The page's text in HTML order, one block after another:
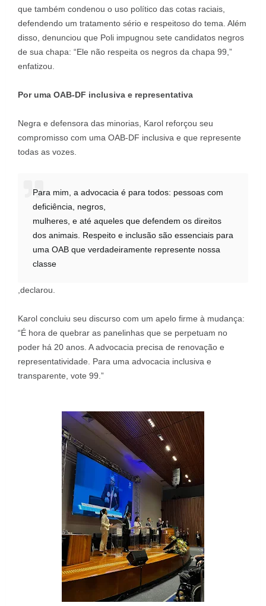
que também condenou o uso político das cotas raciais,
defendendo um tratamento sério e respeitoso do tema. Além
disso, denunciou que Poli impugnou sete candidatos negros
de sua chapa: “Ele não respeita os negros da chapa 99,”
enfatizou.
Por uma OAB-DF inclusiva e representativa
Negra e defensora das minorias, Karol reforçou seu
compromisso com uma OAB-DF inclusiva e que represente
todas as vozes.
Para mim, a advocacia é para todos: pessoas com
deficiência, negros,
mulheres, e até aqueles que defendem os direitos
dos animais. Respeito e inclusão são essenciais para
uma OAB que verdadeiramente represente nossa
classe
,declarou.
Karol concluiu seu discurso com um apelo firme à mudança:
“É hora de quebrar as panelinhas que se perpetuam no
poder há 20 anos. A advocacia precisa de renovação e
representatividade. Para uma advocacia inclusiva e
transparente, vote 99.”